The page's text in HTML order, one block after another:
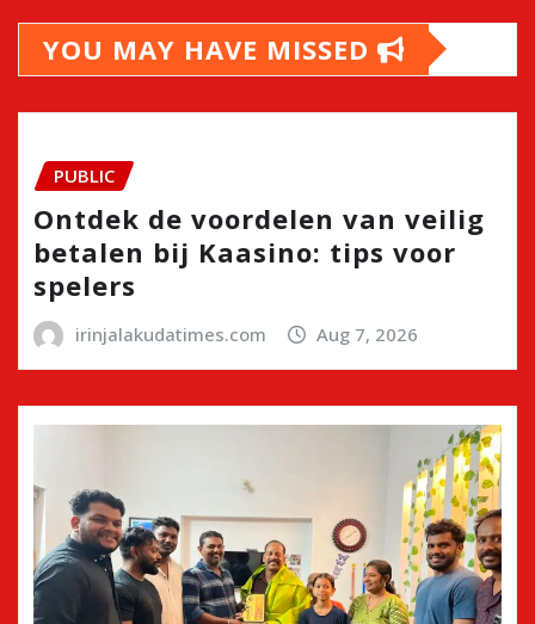
YOU MAY HAVE MISSED
PUBLIC
Ontdek de voordelen van veilig
betalen bij Kaasino: tips voor
spelers
irinjalakudatimes.com Aug 7, 2026